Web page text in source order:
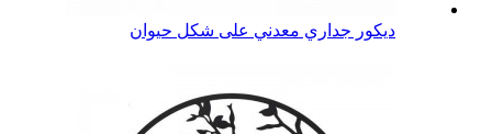
ديكور جداري معدني على شكل حيوان